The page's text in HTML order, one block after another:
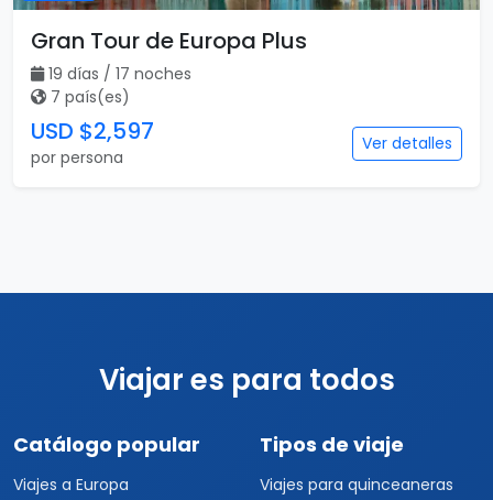
Gran Tour de Europa Plus
19 días / 17 noches
7 país(es)
USD $2,597
por persona
Ver detalles
Viajar es para todos
Catálogo popular
Viajes a Europa
Tipos de viaje
Viajes para quinceaneras